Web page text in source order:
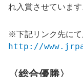
れ入賞させています
※下記リンク先にて
http://
〈総合優勝〉